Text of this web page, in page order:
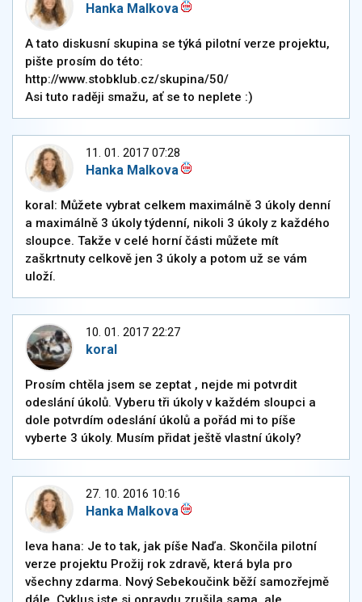
Hanka Malkova
A tato diskusní skupina se týká pilotní verze projektu,
pište prosím do této:
http://www.stobklub.cz/skupina/50/
Asi tuto raději smažu, ať se to neplete :)
11. 01. 2017 07:28
Hanka Malkova
koral: Můžete vybrat celkem maximálně 3 úkoly denní
a maximálně 3 úkoly týdenní, nikoli 3 úkoly z každého
sloupce. Takže v celé horní části můžete mít
zaškrtnuty celkově jen 3 úkoly a potom už se vám
uloží.
10. 01. 2017 22:27
koral
Prosím chtěla jsem se zeptat , nejde mi potvrdit
odeslání úkolů. Vyberu tři úkoly v každém sloupci a
dole potvrdím odeslání úkolů a pořád mi to píše
vyberte 3 úkoly. Musím přidat ještě vlastní úkoly?
27. 10. 2016 10:16
Hanka Malkova
leva hana: Je to tak, jak píše Naďa. Skončila pilotní
verze projektu Prožij rok zdravě, která byla pro
všechny zdarma. Nový Sebekoučink běží samozřejmě